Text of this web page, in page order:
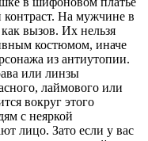
На мужчине в
вызов. Их нельзя
костюмом, иначе
из антиутопии.
или линзы
лаймового или
вокруг этого
с неяркой
лицо. Зато если у вас